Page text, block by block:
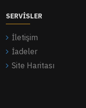
SERVISLER
İletişim
İadeler
Site Haritası